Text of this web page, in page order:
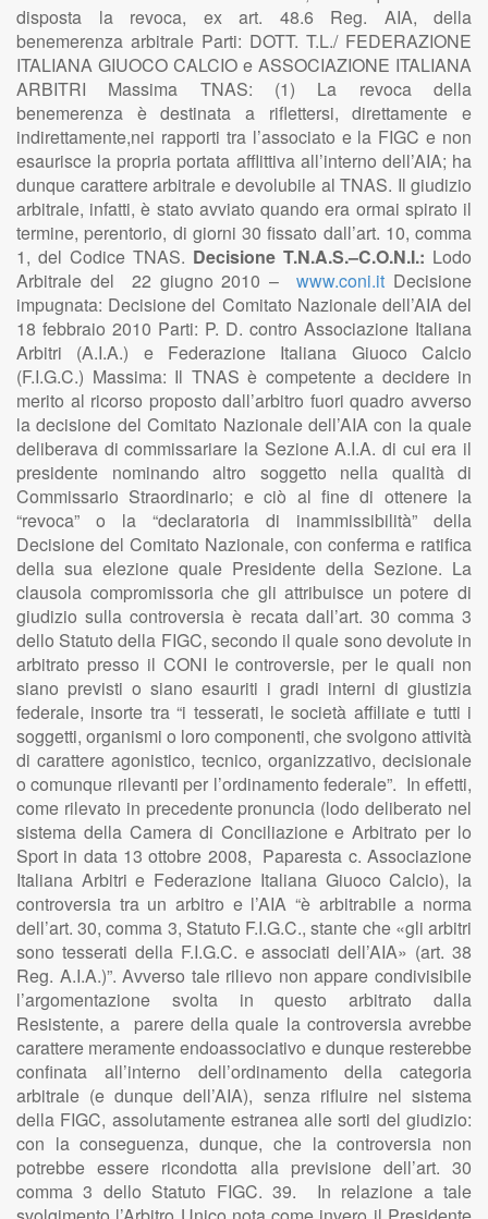
disposta la revoca, ex art. 48.6 Reg. AIA, della
benemerenza arbitrale Parti: DOTT. T.L./ FEDERAZIONE
ITALIANA GIUOCO CALCIO e ASSOCIAZIONE ITALIANA
ARBITRI Massima TNAS: (1) La revoca della
benemerenza è destinata a riflettersi, direttamente e
indirettamente,nei rapporti tra l’associato e la FIGC e non
esaurisce la propria portata afflittiva all’interno dell’AIA; ha
dunque carattere arbitrale e devolubile al TNAS. Il giudizio
arbitrale, infatti, è stato avviato quando era ormai spirato il
termine, perentorio, di giorni 30 fissato dall’art. 10, comma
1, del Codice TNAS. Decisione T.N.A.S.–C.O.N.I.: Lodo
Arbitrale del 22 giugno 2010 –www.coni.it Decisione
impugnata: Decisione del Comitato Nazionale dell’AIA del
18 febbraio 2010 Parti: P. D. contro Associazione Italiana
Arbitri (A.I.A.) e Federazione Italiana Giuoco Calcio
(F.I.G.C.) Massima: Il TNAS è competente a decidere in
merito al ricorso proposto dall’arbitro fuori quadro avverso
la decisione del Comitato Nazionale dell’AIA con la quale
deliberava di commissariare la Sezione A.I.A. di cui era il
presidente nominando altro soggetto nella qualità di
Commissario Straordinario; e ciò al fine di ottenere la
“revoca” o la “declaratoria di inammissibilità” della
Decisione del Comitato Nazionale, con conferma e ratifica
della sua elezione quale Presidente della Sezione. La
clausola compromissoria che gli attribuisce un potere di
giudizio sulla controversia è recata dall’art. 30 comma 3
dello Statuto della FIGC, secondo il quale sono devolute in
arbitrato presso il CONI le controversie, per le quali non
siano previsti o siano esauriti i gradi interni di giustizia
federale, insorte tra “i tesserati, le società affiliate e tutti i
soggetti, organismi o loro componenti, che svolgono attività
di carattere agonistico, tecnico, organizzativo, decisionale
o comunque rilevanti per l’ordinamento federale”. In effetti,
come rilevato in precedente pronuncia (lodo deliberato nel
sistema della Camera di Conciliazione e Arbitrato per lo
Sport in data 13 ottobre 2008, Paparesta c. Associazione
Italiana Arbitri e Federazione Italiana Giuoco Calcio), la
controversia tra un arbitro e l’AIA “è arbitrabile a norma
dell’art. 30, comma 3, Statuto F.I.G.C., stante che «gli arbitri
sono tesserati della F.I.G.C. e associati dell’AIA» (art. 38
Reg. A.I.A.)”. Avverso tale rilievo non appare condivisibile
l’argomentazione svolta in questo arbitrato dalla
Resistente, a parere della quale la controversia avrebbe
carattere meramente endoassociativo e dunque resterebbe
confinata all’interno dell’ordinamento della categoria
arbitrale (e dunque dell’AIA), senza rifluire nel sistema
della FIGC, assolutamente estranea alle sorti del giudizio:
con la conseguenza, dunque, che la controversia non
potrebbe essere ricondotta alla previsione dell’art. 30
comma 3 dello Statuto FIGC. 39. In relazione a tale